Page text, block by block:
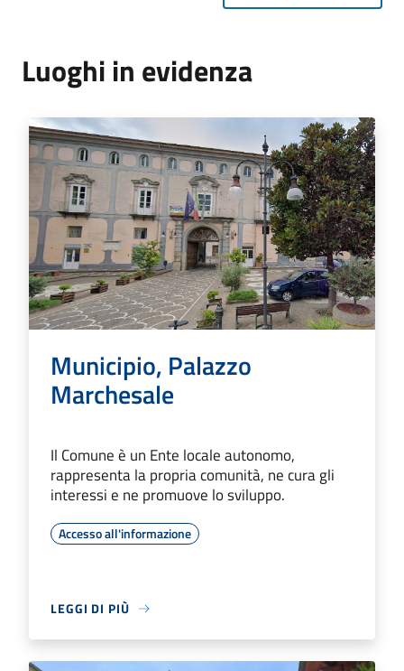
Luoghi in evidenza
Municipio, Palazzo
Marchesale
Il Comune è un Ente locale autonomo,
rappresenta la propria comunità, ne cura gli
interessi e ne promuove lo sviluppo.
Accesso all'informazione
LEGGI DI PIÙ